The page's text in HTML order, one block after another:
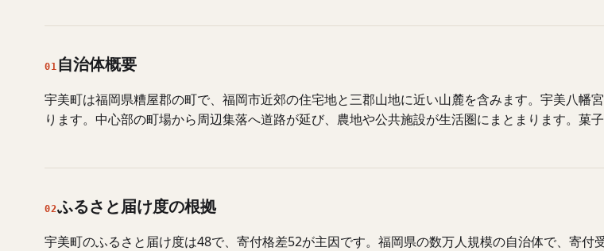
01 自治体概要
宇美町は福岡県糟屋郡の町で、福岡市近郊の住宅地と三郡山地に近い山麓を含みます。宇美八
ります。中心部の町場から周辺集落へ道路が延び、農地や公共施設が生活圏にまとまります。菓
02ふるさと届け度の根拠
宇美町のふるさと届け度は48で、寄付格差52が主因です。福岡県の数万人規模の自治体で、寄付